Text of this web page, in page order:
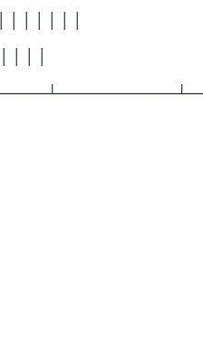
│ │ │ │ │ │
│ │ │